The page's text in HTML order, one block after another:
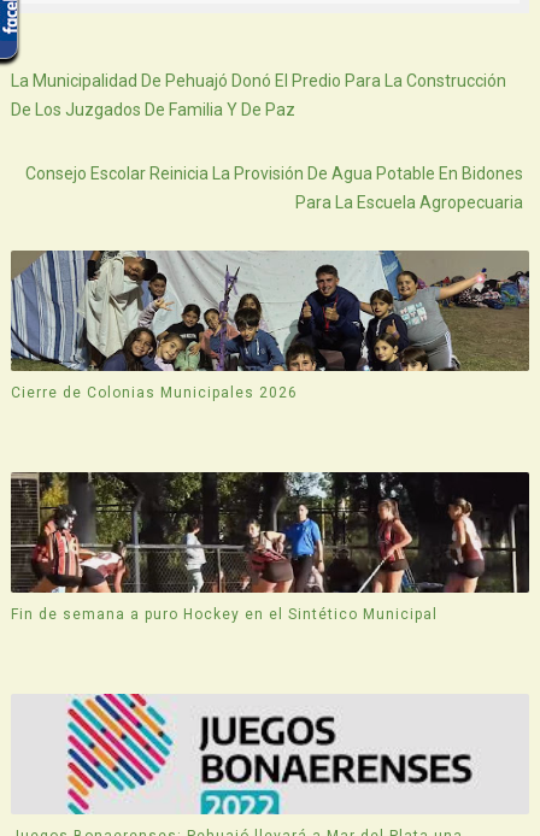
Siguiente
La Municipalidad De Pehuajó Donó El Predio Para La Construcción
De Los Juzgados De Familia Y De Paz
Consejo Escolar Reinicia La Provisión De Agua Potable En Bidones
Para La Escuela Agropecuaria
Cierre de Colonias Municipales 2026
Fin de semana a puro Hockey en el Sintético Municipal